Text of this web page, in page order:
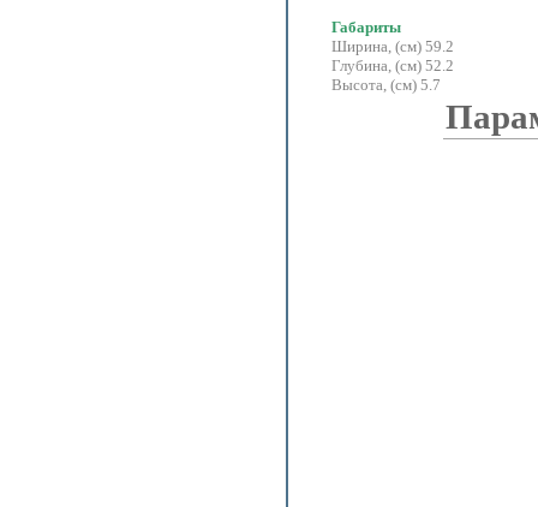
Габариты
Ширина, (см) 59.2
Глубина, (см) 52.2
Высота, (см) 5.7